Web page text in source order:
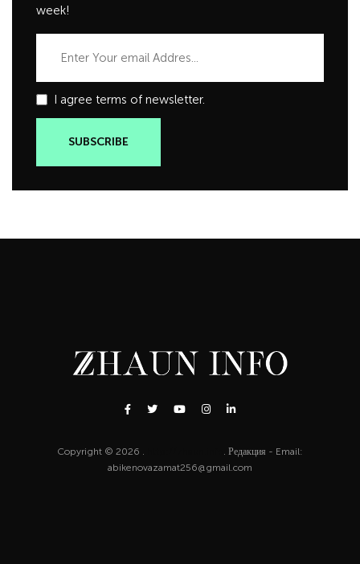
week!
I agree terms of newsletter.
Copyright © 2026 .
. Редакция - Email:
abikenovazamat256@gmail.com